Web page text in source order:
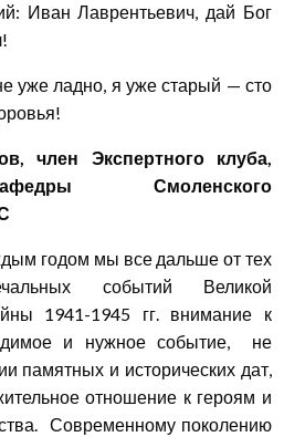
Иван Лаврентьевич, дай Бог
уже ладно, я уже старый — сто
член Экспертного клуба,
Смоленского
годом мы все дальше от тех
событий Великой
1941-1945 гг. внимание к
и нужное событие, не
памятных и исторических дат,
отношение к героям и
Современному поколению